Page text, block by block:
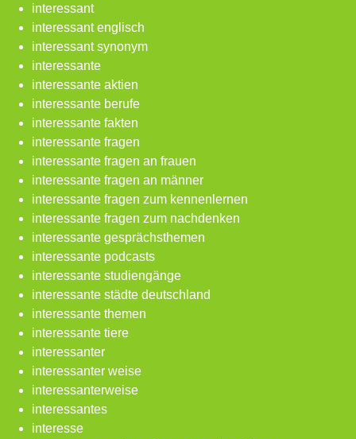
interessant
interessant englisch
interessant synonym
interessante
interessante aktien
interessante berufe
interessante fakten
interessante fragen
interessante fragen an frauen
interessante fragen an männer
interessante fragen zum kennenlernen
interessante fragen zum nachdenken
interessante gesprächsthemen
interessante podcasts
interessante studiengänge
interessante städte deutschland
interessante themen
interessante tiere
interessanter
interessanter weise
interessanterweise
interessantes
interesse